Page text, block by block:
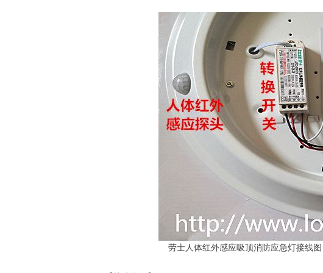
劳士人体红外感应吸顶消防应急灯接线图